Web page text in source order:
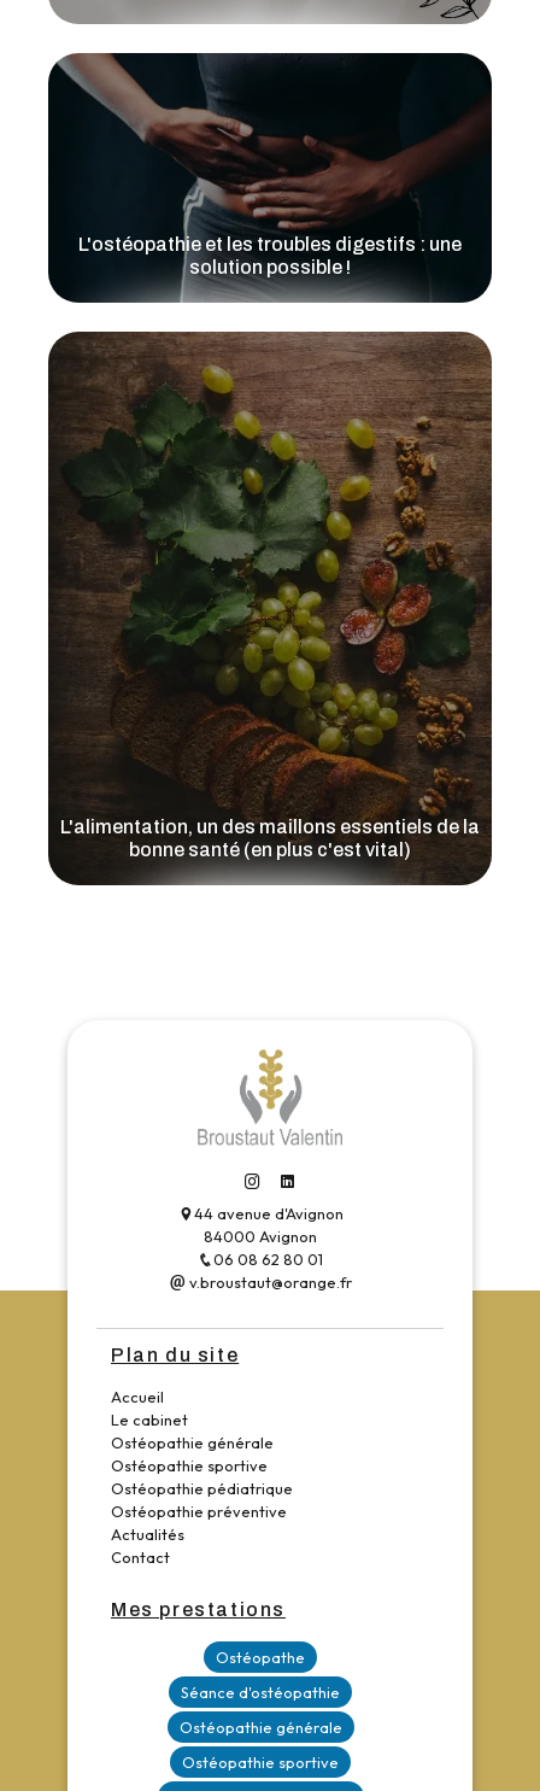
Lire l'article
L'ostéopathie et les troubles digestifs : une
solution possible !
Lire l'article
L'alimentation, un des maillons essentiels de la
bonne santé (en plus c'est vital)
Lire l'article
44 avenue d'Avignon
84000 Avignon
06 08 62 80 01
v.broustaut@orange.fr
Plan du site
Accueil
Le cabinet
Ostéopathie générale
Ostéopathie sportive
Ostéopathie pédiatrique
Ostéopathie préventive
Actualités
Contact
Mes prestations
Ostéopathe
Séance d'ostéopathie
Ostéopathie générale
Ostéopathie sportive